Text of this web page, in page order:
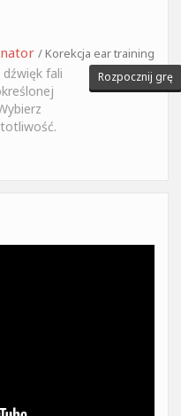
/ Korekcja ear training
fali
Rozpocznij grę